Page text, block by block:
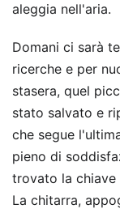
aleggia nell'aria.
Domani ci sarà
ricerche e per
stasera, quel
stato salvato e
che segue
pieno di
trovato la chiave
La chitarra,